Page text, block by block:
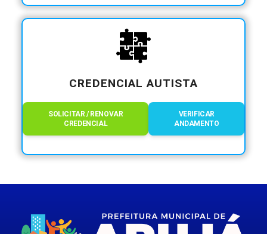
CREDENCIAL AUTISTA
SOLICITAR / RENOVAR
CREDENCIAL
VERIFICAR
ANDAMENTO